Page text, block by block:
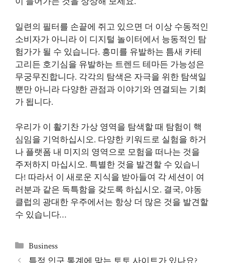
일련의 필터를 손끝에 쥐고 있으면 더 이상 수동적인
소비자가 아니라 이 디지털 놀이터에서 능동적인 탐
험가가 될 수 있습니다. 흥미를 유발하는 틈새 카테
고리든 호기심을 유발하는 트렌드 테마든 가능성은
무궁무진합니다. 각각의 탐색은 자극을 위한 탐색일
뿐만 아니라 다양한 관점과 이야기와 연결되는 기회
가 됩니다.
우리가 이 활기찬 가상 영역을 탐색할 때 탐험이 핵
심임을 기억하십시오. 다양한 키워드로 실험을 하거
나 플랫폼 내 미지의 영역으로 모험을 떠나는 것을
주저하지 마십시오. 특별한 것을 발견할 수 있습니
다! 따라서 이 새로운 지식을 받아들여 각 세션이 여
러분과 같은 독특함을 갖도록 하십시오. 결국, 야동
클럽의 광대한 우주에서는 항상 더 많은 것을 발견할
수 있습니다…
Categories
Business